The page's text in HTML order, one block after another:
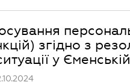
згідно з
у